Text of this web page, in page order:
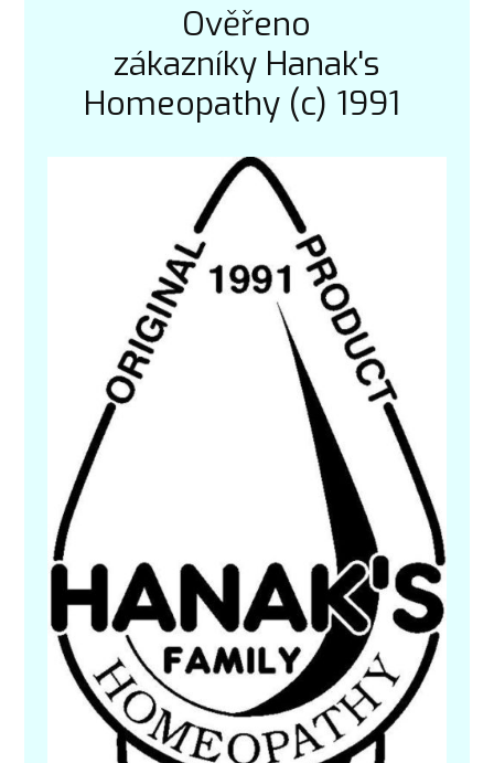
Ověřeno
zákazníky Hanak's
Homeopathy (c) 1991